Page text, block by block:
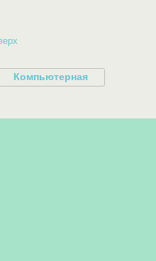
Компьютерная